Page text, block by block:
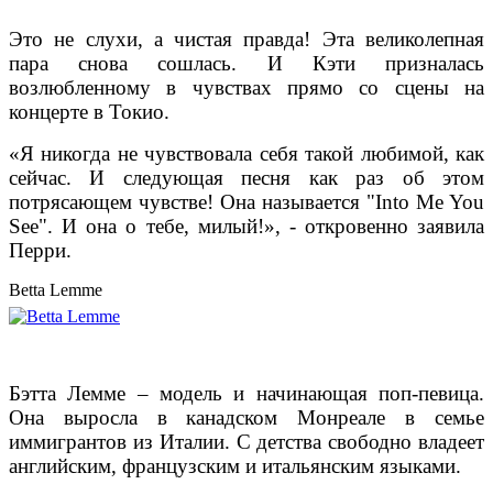
Это не слухи, а чистая правда! Эта великолепная
пара снова сошлась. И Кэти призналась
возлюбленному в чувствах прямо со сцены на
концерте в Токио.
«Я никогда не чувствовала себя такой любимой, как
сейчас. И следующая песня как раз об этом
потрясающем чувстве! Она называется "Into Me You
See". И она о тебе, милый!», - откровенно заявила
Перри.
Betta Lemme
Бэтта Лемме – модель и начинающая поп-певица.
Она выросла в канадском Монреале в семье
иммигрантов из Италии. С детства свободно владеет
английским, французским и итальянским языками.